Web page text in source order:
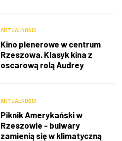
AKTUALNOŚCI
Kino plenerowe w centrum
Rzeszowa. Klasyk kina z
oscarową rolą Audrey
AKTUALNOŚCI
Piknik Amerykański w
Rzeszowie - bulwary
zamienią się w klimatyczną